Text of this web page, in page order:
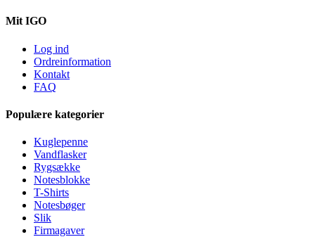
Mit IGO
Log ind
Ordreinformation
Kontakt
FAQ
Populære kategorier
Kuglepenne
Vandflasker
Rygsække
Notesblokke
T-Shirts
Notesbøger
Slik
Firmagaver